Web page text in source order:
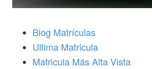
Blog Matrículas
Ultima Matricula
Matricula Más Alta Vista